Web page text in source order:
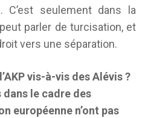
C’est seulement dans la
parler de turcisation, et
vers une séparation.
vis-à-vis des Alévis ?
le cadre des
européenne n’ont pas